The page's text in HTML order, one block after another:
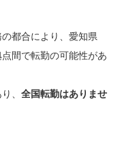
の都合により、愛知県
間で転勤の可能性があ
、 全国転勤はありませ